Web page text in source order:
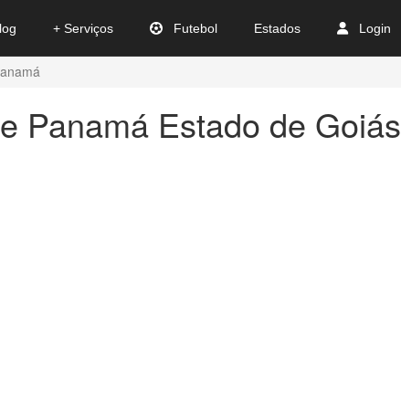
+ Serviços Futebol Estados Login
Panamá Estado de Goiás